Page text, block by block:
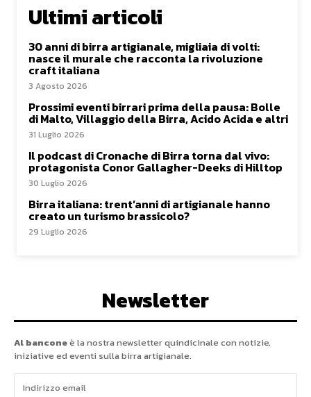
Ultimi articoli
30 anni di birra artigianale, migliaia di volti:
nasce il murale che racconta la rivoluzione
craft italiana
3 Agosto 2026
Prossimi eventi birrari prima della pausa: Bolle
di Malto, Villaggio della Birra, Acido Acida e altri
31 Luglio 2026
Il podcast di Cronache di Birra torna dal vivo:
protagonista Conor Gallagher-Deeks di Hilltop
30 Luglio 2026
Birra italiana: trent’anni di artigianale hanno
creato un turismo brassicolo?
29 Luglio 2026
Newsletter
Al banconeè la nostra newsletter quindicinale con notizie,
iniziative ed eventi sulla birra artigianale.